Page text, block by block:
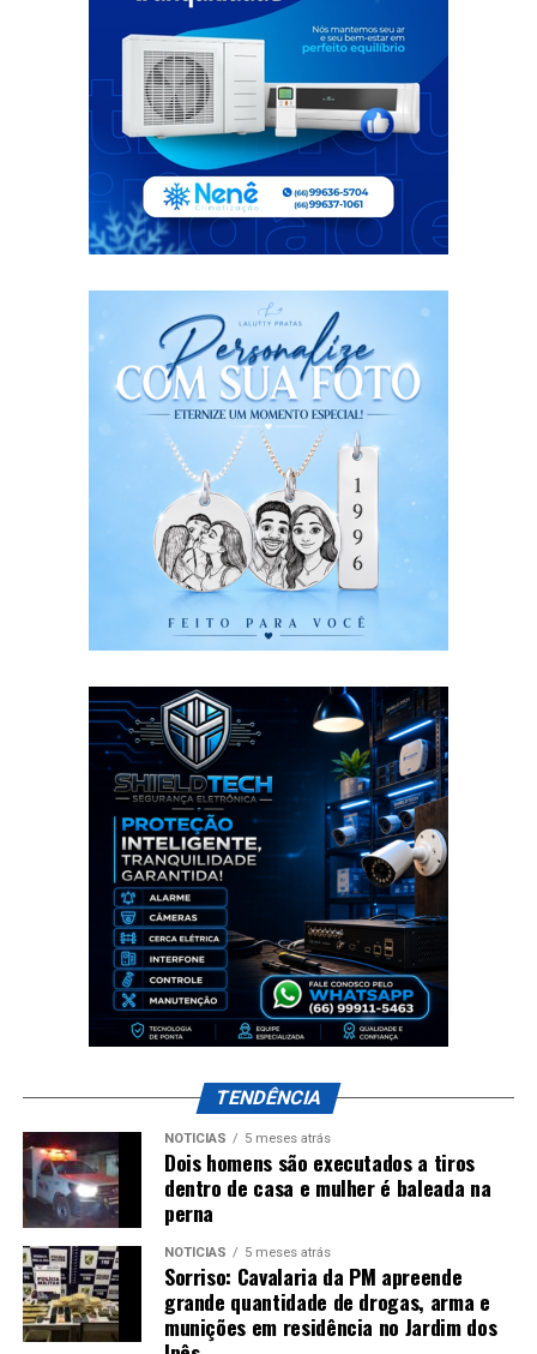
TENDÊNCIA
NOTÍCIAS 5 meses atrás
Dois homens são executados a tiros
dentro de casa e mulher é baleada na
perna
NOTÍCIAS 5 meses atrás
Sorriso: Cavalaria da PM apreende
grande quantidade de drogas, arma e
munições em residência no Jardim dos